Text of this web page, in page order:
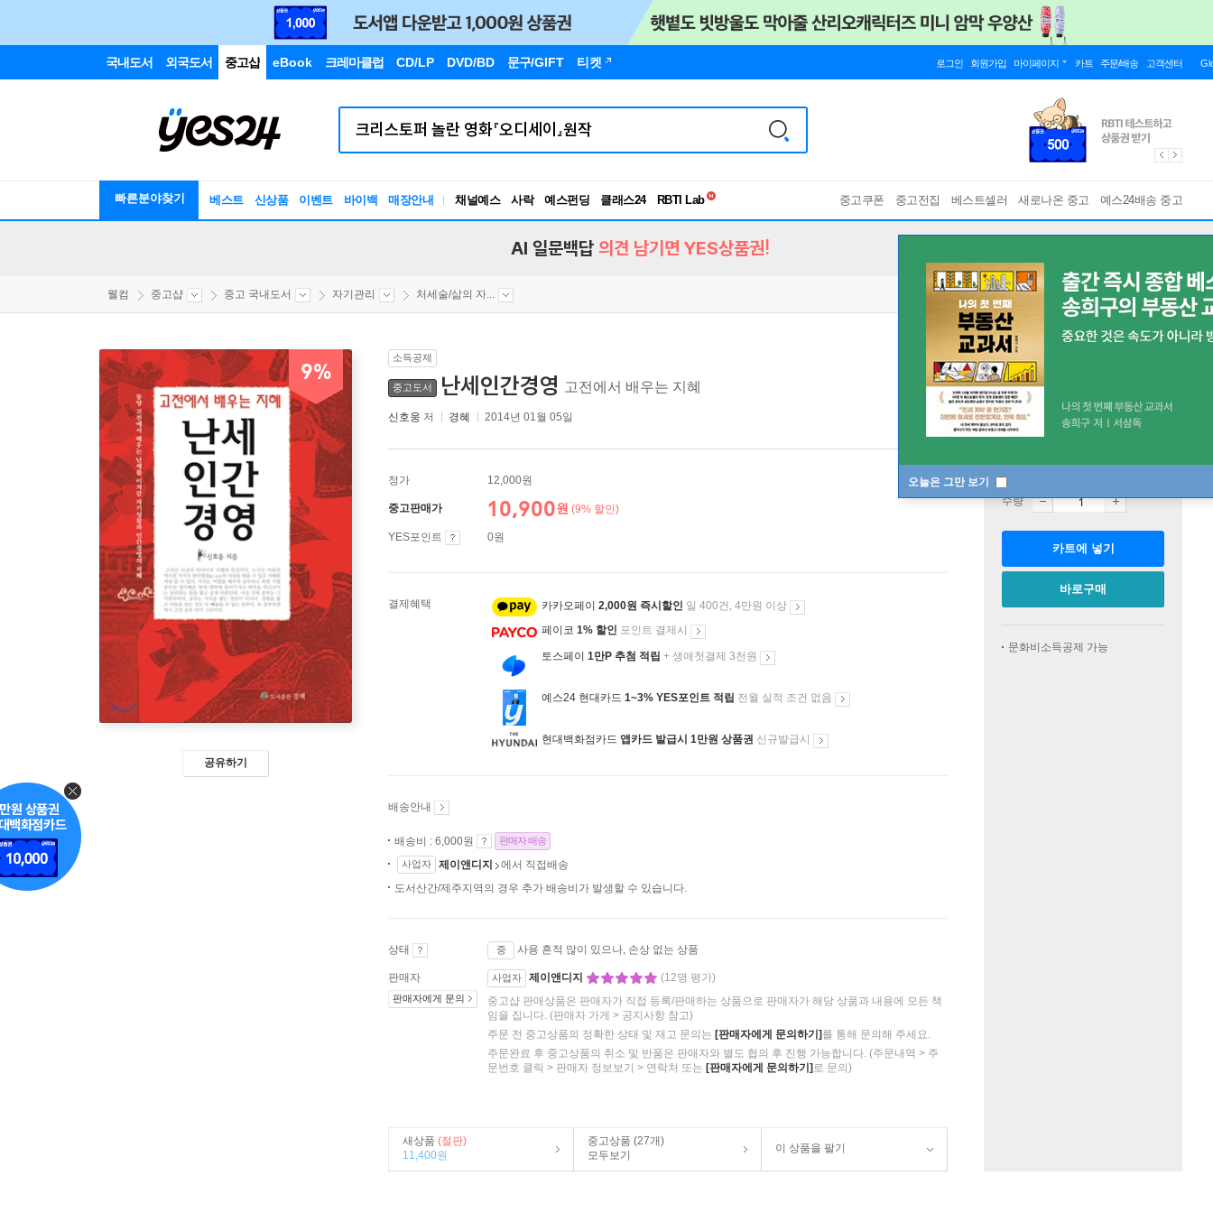
국내도서 외국도서 중고샵 eBook 크레마클럽 CD/LP DVD/BD 문구/GIFT 티켓 로그인 회원가입 마이페이지 카트 주문/배송 고객센터
빠른분야찾기 베스트 신상품 이벤트 바이백 매장안내 채널예스 사락 예스펀딩 클래스24
독서유형검사
중고쿠폰 중고전집 베스트셀러 새로나온 중고 예스24배송 중고
오늘은 그만 보기
AI 일문백답 의견 남기면 YES상품권!
웰컴 중고샵 중고 국내도서 자기관리 처세술/삶의 자...
9%
공유하기
소득공제
중고도서 난세인간경영 고전에서 배우는 지혜
신호웅 저 경혜 2014년 01월 05일
정가 12,000원
중고판매가 10,900원 (9% 할인)
YES포인트 0원
결제혜택 카카오페이 2,000원 즉시할인 일 400건, 4만원 이상
페이코 1% 할인 포인트 결제시
토스페이 1만P 추첨 적립 + 생애첫결제 3천원
예스24 현대카드 1~3% YES포인트 적립 전월 실적 조건 없음
현대백화점카드 앱카드 발급시 1만원 상품권 신규발급시
배송안내
배송비 : 6,000원 판매자 배송
사업자 제이앤디지
에서 직접배송
도서산간/제주지역의 경우 추가 배송비가 발생할 수 있습니다.
상태 중 사용 흔적 많이 있으나, 손상 없는 상품
판매자
판매자에게 문의
사업자 제이앤디지
(12명 평가)
중고샵 판매상품은 판매자가 직접 등록/판매하는 상품으로 판매자가 해당 상품과 내용에 모든 책
임을 집니다. (판매자 가게 > 공지사항 참고)
주문 전 중고상품의 정확한 상태 및 재고 문의는 [판매자에게 문의하기] 를 통해 문의해 주세요.
주문완료 후 중고상품의 취소 및 반품은 판매자와 별도 협의 후 진행 가능합니다. (주문내역 > 주
문번호 클릭 > 판매자 정보보기 > 연락처 또는 [판매자에게 문의하기] 로 문의)
새상품 (절판)
11,400원
중고상품 (27개)
모두보기
이 상품을 팔기
수량
카트에 넣기
바로구매
문화비소득공제 가능